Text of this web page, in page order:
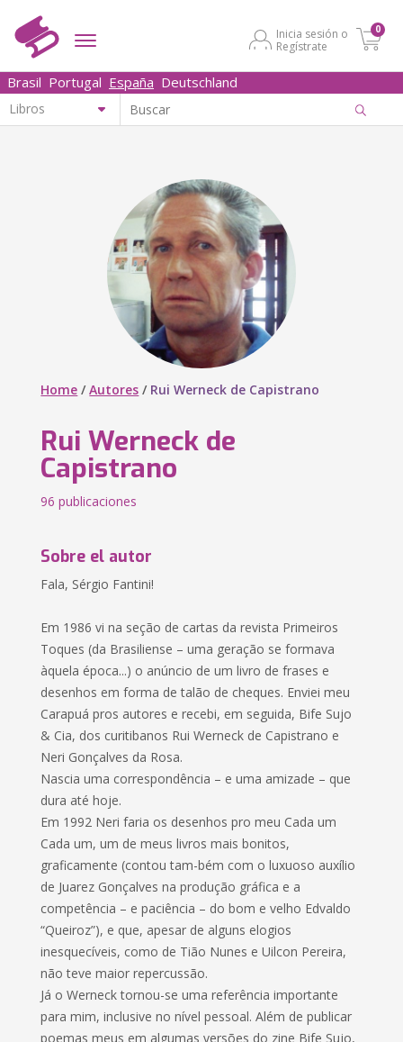
Inicia sesión o
Regístrate
0
Brasil Portugal España Deutschland
Home /Autores / Rui Werneck de Capistrano
Rui Werneck de
Capistrano
96 publicaciones
Sobre el autor
Fala, Sérgio Fantini!
Em 1986 vi na seção de cartas da revista Primeiros
Toques (da Brasiliense – uma geração se formava
àquela época...) o anúncio de um livro de frases e
desenhos em forma de talão de cheques. Enviei meu
Carapuá pros autores e recebi, em seguida, Bife Sujo
& Cia, dos curitibanos Rui Werneck de Capistrano e
Neri Gonçalves da Rosa.
Nascia uma correspondência – e uma amizade – que
dura até hoje.
Em 1992 Neri faria os desenhos pro meu Cada um
Cada um, um de meus livros mais bonitos,
graficamente (contou tam-bém com o luxuoso auxílio
de Juarez Gonçalves na produção gráfica e a
competência – e paciência – do bom e velho Edvaldo
“Queiroz”), e que, apesar de alguns elogios
inesquecíveis, como de Tião Nunes e Uilcon Pereira,
não teve maior repercussão.
Já o Werneck tornou-se uma referência importante
para mim, inclusive no nível pessoal. Além de publicar
poemas meus em algumas versões do zine Bife Sujo,